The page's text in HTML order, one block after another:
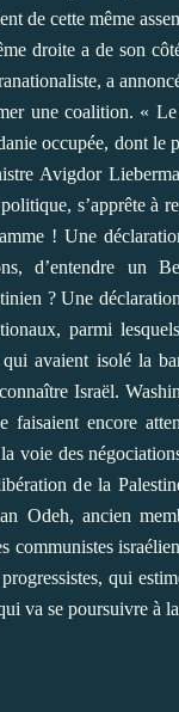
de cette même
droite a de son
a
une coalition. «
occupée, dont le
Avigdor
s’apprête
! Une
d’entendre un
? Une
parmi
avaient isolé la
Israël.
faisaient encore
voie des
de la
Odeh, ancien
communistes
qui
va se poursuivre à